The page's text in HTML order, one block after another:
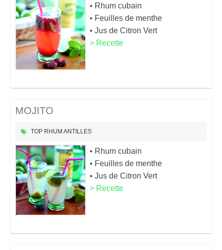
• Rhum cubain
• Feuilles de menthe
• Jus de Citron Vert
> Recette
MOJITO
TOP RHUM ANTILLES
• Rhum cubain
• Feuilles de menthe
• Jus de Citron Vert
> Recette